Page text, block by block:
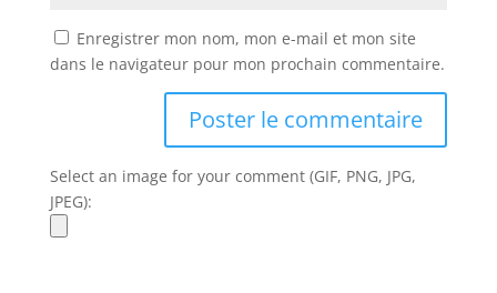
Enregistrer mon nom, mon e-mail et mon site
dans le navigateur pour mon prochain commentaire.
Select an image for your comment (GIF, PNG, JPG,
JPEG):